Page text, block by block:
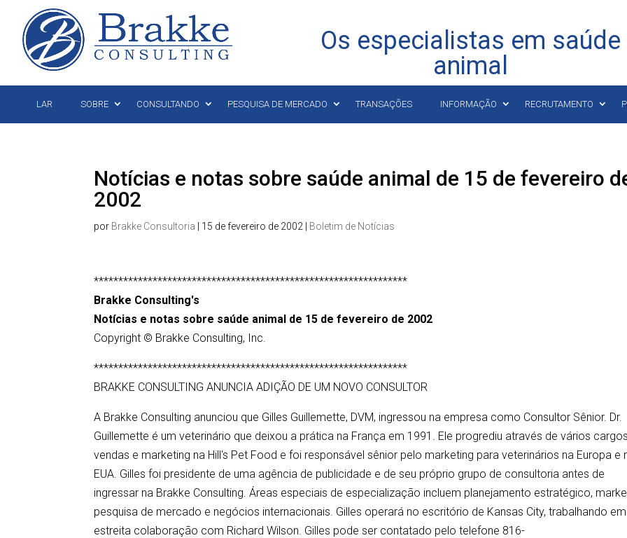
Os especialistas em saúde
animal
LAR SOBRE CONSULTANDO PESQUISA DE MERCADO TRANSAÇÕES INFORMAÇÃO RECRUTAMENTO
Notícias e notas sobre saúde animal de 15 de fevereiro
2002
por Brakke Consultoria 15 de fevereiro de 2002 Boletim de Notícias
****************************************************************
Brakke Consulting's
Notícias e notas sobre saúde animal de 15 de fevereiro de 2002
Copyright © Brakke Consulting, Inc.
****************************************************************
BRAKKE CONSULTING ANUNCIA ADIÇÃO DE UM NOVO CONSULTOR
A Brakke Consulting anunciou que Gilles Guillemette, DVM, ingressou na empresa como Consultor Sênior. Dr.
Guillemette é um veterinário que deixou a prática na França em 1991. Ele progrediu através de vários
vendas e marketing na Hill's Pet Food e foi responsável sênior pelo marketing para veterinários na Europa e
EUA. Gilles foi presidente de uma agência de publicidade e de seu próprio grupo de consultoria antes de
ingressar na Brakke Consulting. Áreas especiais de especialização incluem planejamento estratégico,
pesquisa de mercado e negócios internacionais. Gilles operará no escritório de Kansas City, trabalhando em
estreita colaboração com Richard Wilson. Gilles pode ser contatado pelo telefone 816-